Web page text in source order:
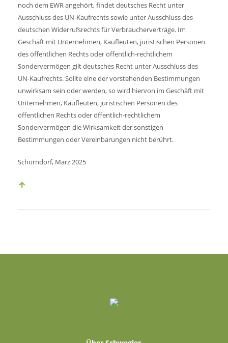
noch dem EWR angehört, findet deutsches Recht unter
Ausschluss des UN-Kaufrechts sowie unter Ausschluss des
deutschen Widerrufsrechts für Verbraucherverträge. Im
Geschäft mit Unternehmen, Kaufleuten, juristischen Personen
des öffentlichen Rechts oder öffentlich-rechtlichem
Sondervermögen gilt deutsches Recht unter Ausschluss des
UN-Kaufrechts. Sollte eine der vorstehenden Bestimmungen
unwirksam sein oder werden, so wird hiervon im Geschäft mit
Unternehmen, Kaufleuten, juristischen Personen des
öffentlichen Rechts oder öffentlich-rechtlichem
Sondervermögen die Wirksamkeit der sonstigen
Bestimmungen oder Vereinbarungen nicht berührt.
Schorndorf, März 2025